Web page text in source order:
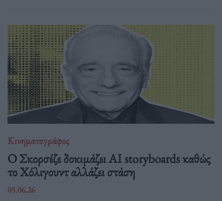
Κινηματογράφος
Ο Σκορσέζε δοκιμάζει AI storyboards καθώς
το Χόλιγουντ αλλάζει στάση
05.06.26